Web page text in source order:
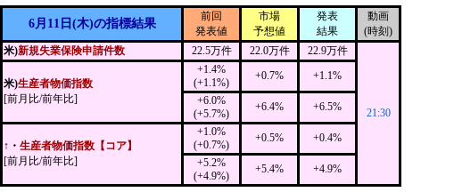
6月11日(木)の指標結果
前回
発表値
市場
予想値
発表
結果
動画
(時刻)
米)新規失業保険申請件数 22.5万件 22.0万件 22.9万件
21:30
米)生産者物価指数
[前月比/前年比]
+1.4%
(+1.1%)
+0.7%
+1.1%
+6.0%
(+5.7%)
+6.4% +6.5%
↑・ 生産者物価指数【コア】
[前月比/前年比]
+1.0%
(+0.7%)
+0.5%
+0.4%
+5.2%
(+4.9%)
+5.4% +4.9%